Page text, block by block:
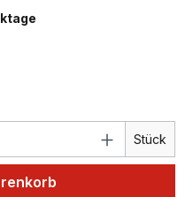
den Stück